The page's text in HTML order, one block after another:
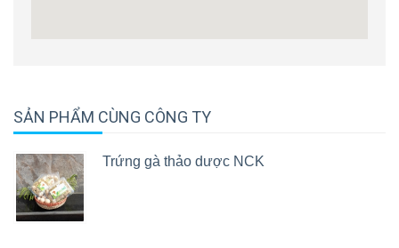
SẢN PHẨM CÙNG CÔNG TY
Trứng gà thảo dược NCK